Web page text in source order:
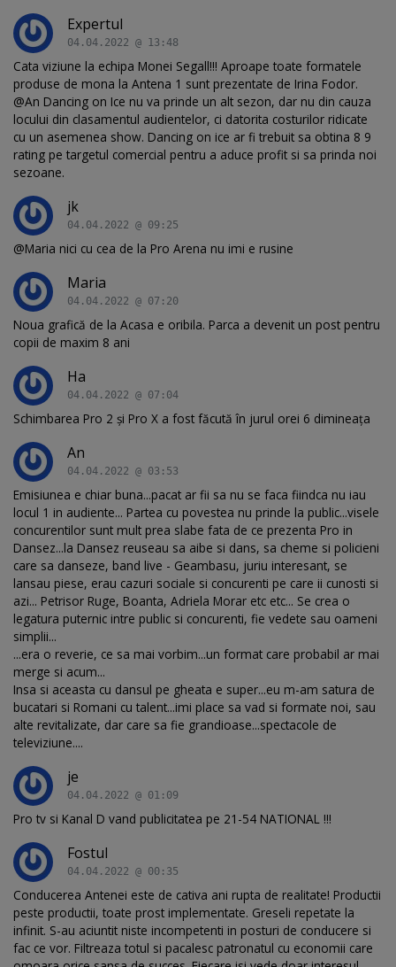
Expertul
04.04.2022 @ 13:48
Cata viziune la echipa Monei Segall!!! Aproape toate formatele
produse de mona la Antena 1 sunt prezentate de Irina Fodor.
@An Dancing on Ice nu va prinde un alt sezon, dar nu din cauza
locului din clasamentul audientelor, ci datorita costurilor ridicate
cu un asemenea show. Dancing on ice ar fi trebuit sa obtina 8 9
rating pe targetul comercial pentru a aduce profit si sa prinda noi
sezoane.
jk
04.04.2022 @ 09:25
@Maria nici cu cea de la Pro Arena nu imi e rusine
Maria
04.04.2022 @ 07:20
Noua grafică de la Acasa e oribila. Parca a devenit un post pentru
copii de maxim 8 ani
Ha
04.04.2022 @ 07:04
Schimbarea Pro 2 și Pro X a fost făcută în jurul orei 6 dimineața
An
04.04.2022 @ 03:53
Emisiunea e chiar buna...pacat ar fii sa nu se faca fiindca nu iau
locul 1 in audiente... Partea cu povestea nu prinde la public...visele
concurentilor sunt mult prea slabe fata de ce prezenta Pro in
Dansez...la Dansez reuseau sa aibe si dans, sa cheme si policieni
care sa danseze, band live - Geambasu, juriu interesant, se
lansau piese, erau cazuri sociale si concurenti pe care ii cunosti si
azi... Petrisor Ruge, Boanta, Adriela Morar etc etc... Se crea o
legatura puternic intre public si concurenti, fie vedete sau oameni
simplii...
...era o reverie, ce sa mai vorbim...un format care probabil ar mai
merge si acum...
Insa si aceasta cu dansul pe gheata e super...eu m-am satura de
bucatari si Romani cu talent...imi place sa vad si formate noi, sau
alte revitalizate, dar care sa fie grandioase...spectacole de
televiziune....
je
04.04.2022 @ 01:09
Pro tv si Kanal D vand publicitatea pe 21-54 NATIONAL !!!
Fostul
04.04.2022 @ 00:35
Conducerea Antenei este de cativa ani rupta de realitate! Productii
peste productii, toate prost implementate. Greseli repetate la
infinit. S-au aciuntit niste incompetenti in posturi de conducere si
fac ce vor. Filtreaza totul si pacalesc patronatul cu economii care